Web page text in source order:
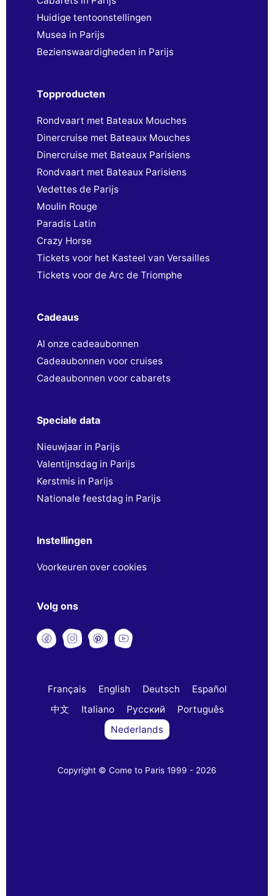
Huidige tentoonstellingen
Musea in Parijs
Bezienswaardigheden in Parijs
Topproducten
Rondvaart met Bateaux Mouches
Dinercruise met Bateaux Mouches
Dinercruise met Bateaux Parisiens
Rondvaart met Bateaux Parisiens
Vedettes de Parijs
Moulin Rouge
Paradis Latin
Crazy Horse
Tickets voor het Kasteel van Versailles
Tickets voor de Arc de Triomphe
Cadeaus
Al onze cadeaubonnen
Cadeaubonnen voor cruises
Cadeaubonnen voor cabarets
Speciale data
Nieuwjaar in Parijs
Valentijnsdag in Parijs
Kerstmis in Parijs
Nationale feestdag in Parijs
Instellingen
Voorkeuren over cookies
Volg ons
Français English Deutsch
Español
中文
Italiano Русский
Português
Nederlands
Copyright © Come to Paris 1999 - 2026